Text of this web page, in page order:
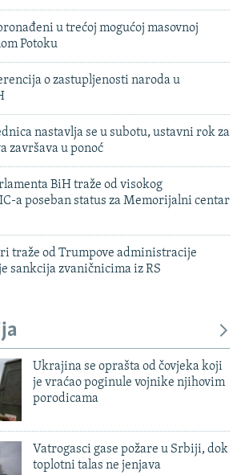
u trećoj mogućoj masovnoj
Potoku
o zastupljenosti naroda u
nastavlja se u subotu, ustavni rok za
završava u ponoć
BiH traže od visokog
a poseban status za Memorijalni centar
traže od Trumpove administracije
sankcija zvaničnicima iz RS
Ukrajina se oprašta od čovjeka koji
je vraćao poginule vojnike njihovim
porodicama
Vatrogasci gase požare u Srbiji, dok
toplotni talas ne jenjava